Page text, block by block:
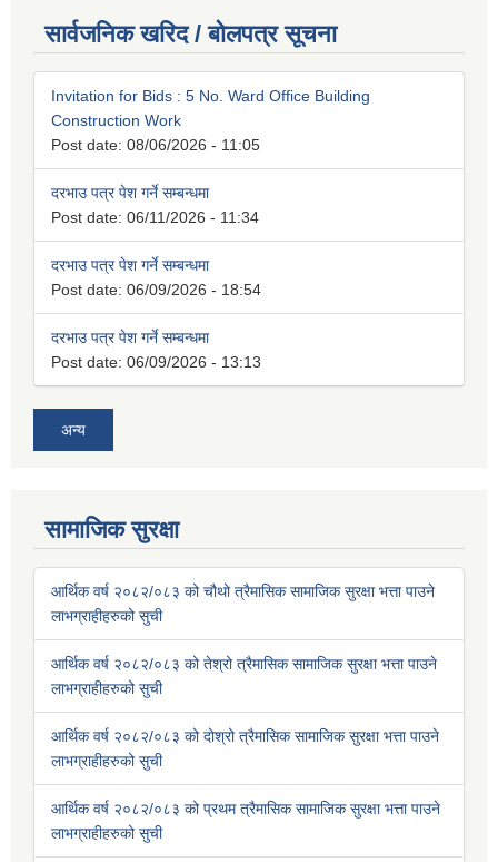
सार्वजनिक खरिद / बोलपत्र सूचना
Invitation for Bids : 5 No. Ward Office Building
Construction Work
Post date: 08/06/2026 - 11:05
दरभाउ पत्र पेश गर्ने सम्बन्धमा
Post date: 06/11/2026 - 11:34
दरभाउ पत्र पेश गर्ने सम्बन्धमा
Post date: 06/09/2026 - 18:54
दरभाउ पत्र पेश गर्ने सम्बन्धमा
Post date: 06/09/2026 - 13:13
अन्य
सामाजिक सुरक्षा
आर्थिक वर्ष २०८२/०८३ को चौथो त्रैमासिक सामाजिक सुरक्षा भत्ता पाउने
लाभग्राहीहरुको सुची
आर्थिक वर्ष २०८२/०८३ को तेश्रो त्रैमासिक सामाजिक सुरक्षा भत्ता पाउने
लाभग्राहीहरुको सुची
आर्थिक वर्ष २०८२/०८३ को दोश्रो त्रैमासिक सामाजिक सुरक्षा भत्ता पाउने
लाभग्राहीहरुको सुची
आर्थिक वर्ष २०८२/०८३ को प्रथम त्रैमासिक सामाजिक सुरक्षा भत्ता पाउने
लाभग्राहीहरुको सुची